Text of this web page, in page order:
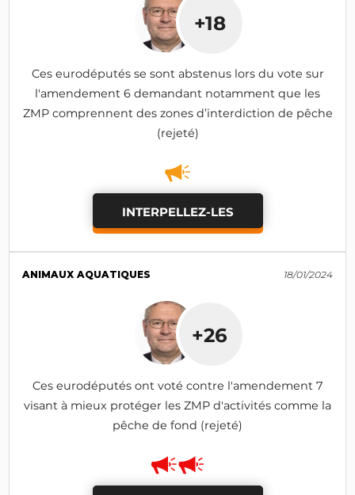
+18
Ces eurodéputés se sont abstenus lors du vote sur
l'amendement 6 demandant notamment que les
ZMP comprennent des zones d’interdiction de pêche
(rejeté)
INTERPELLEZ-LES
ANIMAUX AQUATIQUES 18/01/2024
+26
Ces eurodéputés ont voté contre l'amendement 7
visant à mieux protéger les ZMP d'activités comme la
pêche de fond (rejeté)